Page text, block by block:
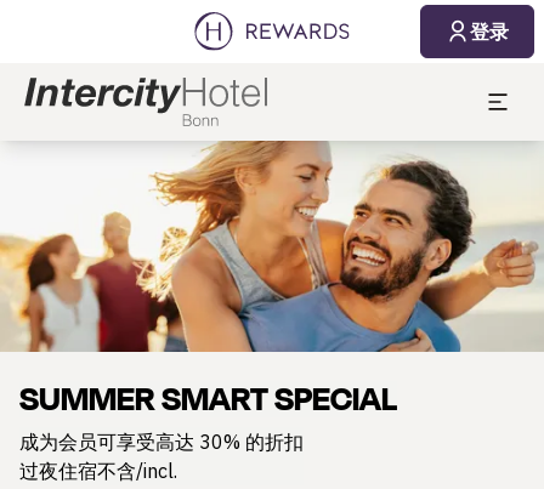
登录
SUMMER SMART SPECIAL
成为会员可享受高达 30% 的折扣
过夜住宿不含/incl.